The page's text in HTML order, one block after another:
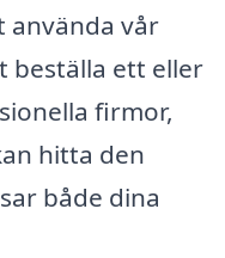
använda vår
beställa ett eller
firmor,
hitta den
både dina